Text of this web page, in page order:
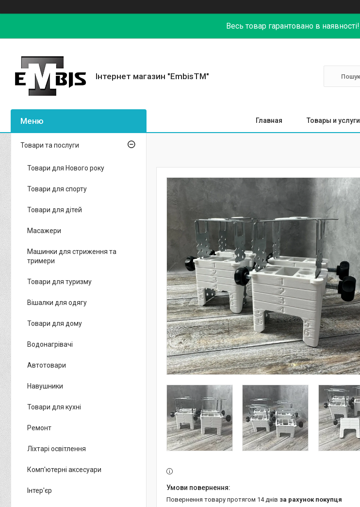
Весь товар гарантовано в наявності!
Інтернет магазин "EmbisTM"
Главная Товары и услуги
повернення товару протягом 14 днів за рахунок покупця
Товари та послуги
Товари для Нового року
Товари для спорту
Товари для дітей
Масажери
Машинки для стриження та
тримери
Товари для туризму
Вішалки для одягу
Товари для дому
Водонагрівачі
Автотовари
Навушники
Товари для кухні
Ремонт
Ліхтарі освітлення
Комп'ютерні аксесуари
Інтер'єр